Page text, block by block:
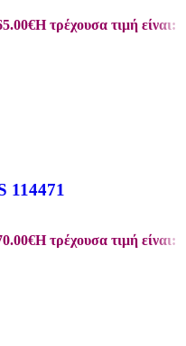
€Η τρέχουσα τιμή είναι:
114471
€Η τρέχουσα τιμή είναι: